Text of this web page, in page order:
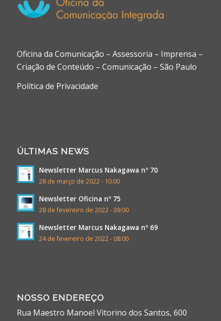
Oficina da Comunicação – Assessoria – Imprensa –
Criação de Conteúdo – Comunicação – São Paulo
Política de Privacidade
ÚLTIMAS NEWS
Newsletter Marcus Nakagawa nº 70
28 de março de 2022 - 10:00
Newsletter Oficina nº 75
28 de fevereiro de 2022 - 09:00
Newsletter Marcus Nakagawa nº 69
24 de fevereiro de 2022 - 08:00
NOSSO ENDEREÇO
Rua Maestro Manoel Vitorino dos Santos, 600